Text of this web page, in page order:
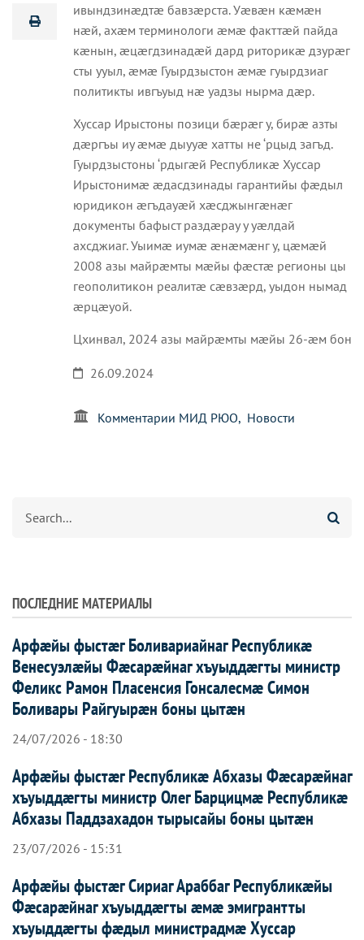
ивындзинæдтæ бавзæрста. Уæвæн кæмæн
нæй, ахæм терминологи æмæ факттæй пайда
кæнын, æцæгдзинадæй дард риторикæ дзурæг
сты ууыл, æмæ Гуырдзыстон æмæ гуырдзиаг
политикты ивгъуыд нæ уадзы нырма дæр.
Хуссар Ирыстоны позици бæрæг у, бирæ азты
дæргъы иу æмæ дыууæ хатты не ‘рцыд загъд.
Гуырдзыстоны ‘рдыгæй Республикæ Хуссар
Ирыстонимæ æдасдзинады гарантийы фæдыл
юридикон æгъдауæй хæсджынгæнæг
документы бафыст раздæрау у уæлдай
ахсджиаг. Уыимæ иумæ æнæмæнг у, цæмæй
2008 азы майрæмты мæйы фæстæ регионы цы
геополитикон реалитæ сæвзæрд, уыдон нымад
æрцæуой.
Цхинвал, 2024 азы майрæмты мæйы 26-æм бон
26.09.2024
Комментарии МИД РЮО Новости
ПОСЛЕДНИЕ МАТЕРИАЛЫ
Арфæйы фыстæг Боливариайнаг Республикæ
Венесуэлæйы Фæсарæйнаг хъуыддæгты министр
Феликс Рамон Пласенсия Гонсалесмæ Симон
Боливары Райгуырæн боны цытæн
24/07/2026 - 18:30
Арфæйы фыстæг Республикæ Абхазы Фæсарæйнаг
хъуыддæгты министр Олег Барцицмæ Республикæ
Абхазы Паддзахадон тырысайы боны цытæн
23/07/2026 - 15:31
Арфæйы фыстæг Сириаг Араббаг Республикæйы
Фæсарæйнаг хъуыддæгты æмæ эмигрантты
хъуыддæгты фæдыл министрадмæ Хуссар